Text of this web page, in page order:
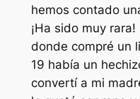
hemos contado
¡Ha sido muy
donde compré un
19 había un
convertí a mi